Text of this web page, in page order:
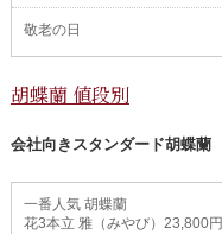
敬老の日
胡蝶蘭 値段別
会社向きスタンダード胡蝶蘭
一番人気 胡蝶蘭
花3本立 雅（みやび）23,800円